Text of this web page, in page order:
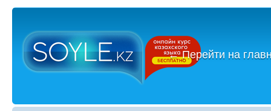
←Перейти на